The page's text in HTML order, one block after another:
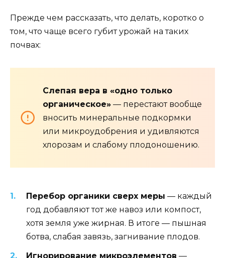
Прежде чем рассказать, что делать, коротко о
том, что чаще всего губит урожай на таких
почвах:
Слепая вера в «одно только
органическое» — перестают вообще
вносить минеральные подкормки
или микроудобрения и удивляются
хлорозам и слабому плодоношению.
Перебор органики сверх меры — каждый
год добавляют тот же навоз или компост,
хотя земля уже жирная. В итоге — пышная
ботва, слабая завязь, загнивание плодов.
Игнорирование микроэлементов —